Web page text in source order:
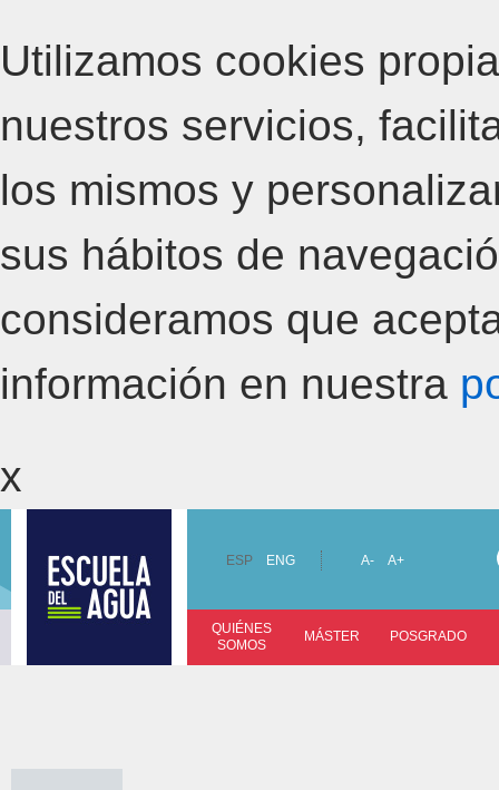
Utilizamos cookies
nuestros servicios,
los mismos y
sus hábitos de
consideramos que
información en nuestra
x
ESP ENG A- A+
QUIÉNES
SOMOS
MÁSTER POSGRADO